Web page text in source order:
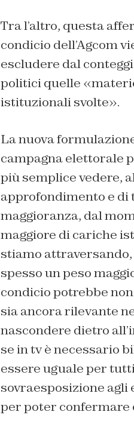
Tra l’altro, questa
condicio dell’Agcom
escludere dal
politici quelle
istituzionali svolte».
La nuova
campagna elettorale
più semplice vedere,
approfondimento e di
maggioranza, dal
maggiore di cariche
stiamo
spesso un peso
condicio potrebbe
sia ancora rilevante
nascondere dietro
se in tv è necessario
essere uguale per
sovraesposizione agli
per poter confermare